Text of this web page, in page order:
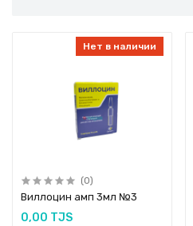
Нет в наличии
(0)
Виллоцин амп 3мл №3
0,00 TJS